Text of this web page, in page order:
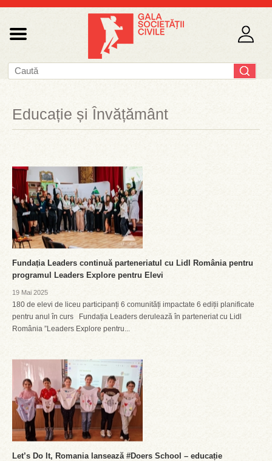
Educație și Învățământ
Fundația Leaders continuă parteneriatul cu Lidl România pentru
programul Leaders Explore pentru Elevi
19 Mai 2025
180 de elevi de liceu participanți 6 comunități impactate 6 ediții planificate
pentru anul în curs Fundația Leaders derulează în parteneriat cu Lidl
România ”Leaders Explore pentru...
Let’s Do It, Romania lansează #Doers School – educație